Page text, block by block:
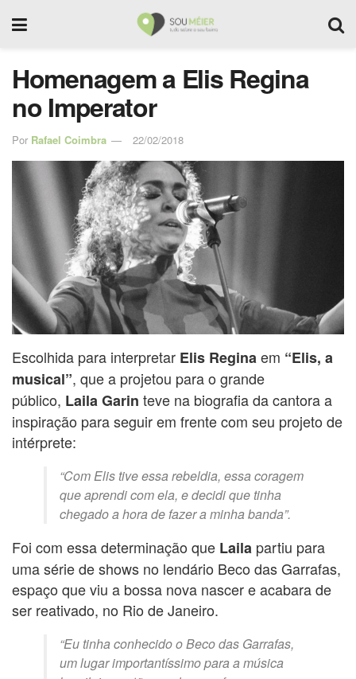
Homenagem a Elis Regina
no Imperator
Por Rafael Coimbra 22/02/2018
Escolhida para interpretar Elis Reginaem “Elis, a
musical”, que a projetou para o grande
público, Laila Garin teve na biografia da cantora a
inspiração para seguir em frente com seu projeto de
intérprete:
“Com Elis tive essa rebeldia, essa coragem
que aprendi com ela, e decidi que tinha
chegado a hora de fazer a minha banda”.
Foi com essa determinação que Laila partiu para
uma série de shows no lendário Beco das Garrafas,
espaço que viu a bossa nova nascer e acabara de
ser reativado, no Rio de Janeiro.
“Eu tinha conhecido o Beco das Garrafas,
um lugar importantíssimo para a música